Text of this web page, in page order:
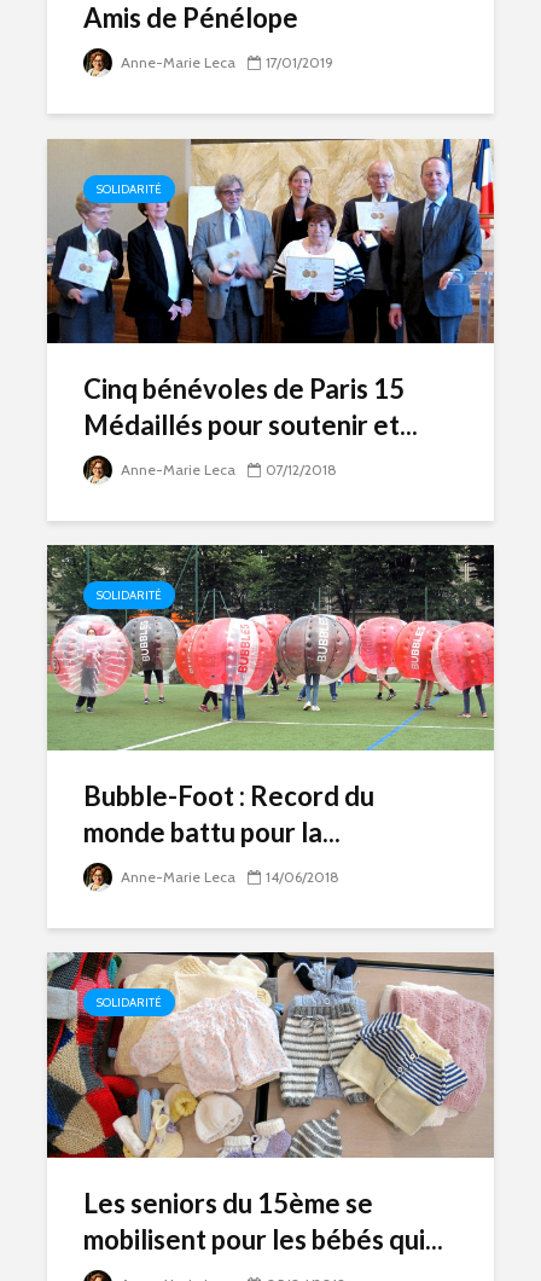
Amis de Pénélope
Anne-Marie Leca 17/01/2019
SOLIDARITÉ
Cinq bénévoles de Paris 15
Médaillés pour soutenir et...
Anne-Marie Leca 07/12/2018
SOLIDARITÉ
Bubble-Foot : Record du
monde battu pour la...
Anne-Marie Leca 14/06/2018
SOLIDARITÉ
Les seniors du 15ème se
mobilisent pour les bébés qui...